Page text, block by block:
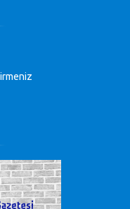
da
kontrol
kanununda